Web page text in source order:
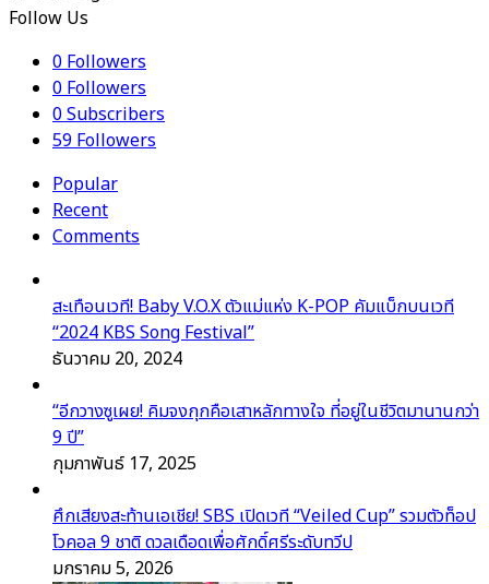
Follow Us
0Followers
0Followers
0Subscribers
59Followers
Popular
Recent
Comments
สะเทือนเวที! Baby V.O.X ตัวแม่แห่ง K-POP คัมแบ็กบนเวที
“2024 KBS Song Festival”
ธันวาคม 20, 2024
“อีกวางซูเผย! คิมจงกุกคือเสาหลักทางใจ ที่อยู่ในชีวิตมานานกว่า
9 ปี”
กุมภาพันธ์ 17, 2025
ศึกเสียงสะท้านเอเชีย! SBS เปิดเวที “Veiled Cup” รวมตัวท็อป
โวคอล 9 ชาติ ดวลเดือดเพื่อศักดิ์ศรีระดับทวีป
มกราคม 5, 2026